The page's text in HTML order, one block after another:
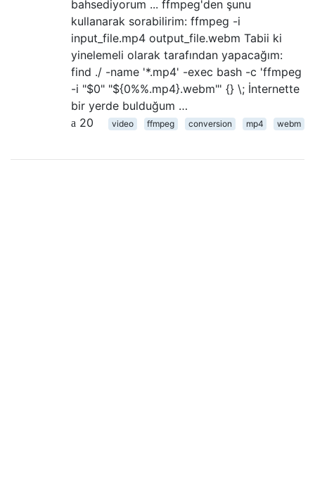
bahsediyorum ... ffmpeg'den şunu
kullanarak sorabilirim: ffmpeg -i
input_file.mp4 output_file.webm Tabii ki
yinelemeli olarak tarafından yapacağım:
find ./ -name '*.mp4' -exec bash -c 'ffmpeg
-i "$0" "${0%%.mp4}.webm"' {} \; İnternette
bir yerde bulduğum …
20
video ffmpeg conversion mp4 webm